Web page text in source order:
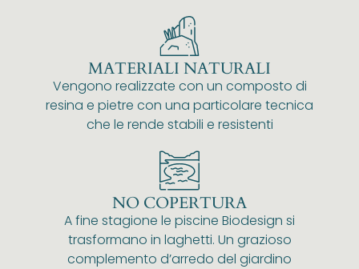
MATERIALI NATURALI
Vengono realizzate con un composto di
resina e pietre con una particolare tecnica
che le rende stabili e resistenti
NO COPERTURA
A fine stagione le piscine Biodesign si
trasformano in laghetti. Un grazioso
complemento d’arredo del giardino